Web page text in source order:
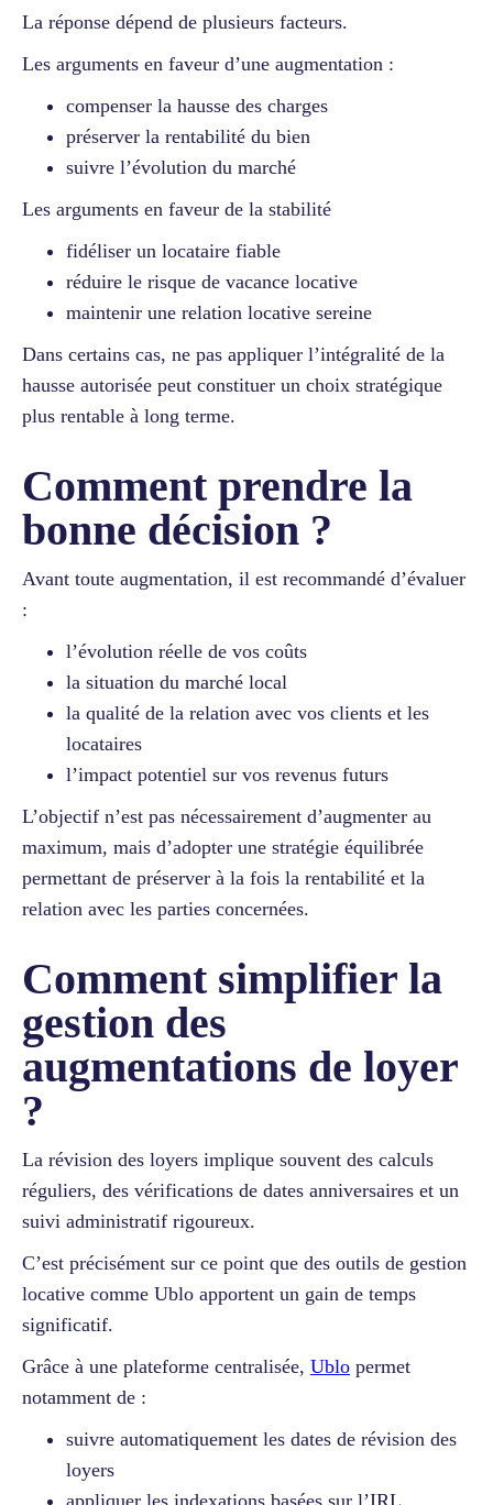
La réponse dépend de plusieurs facteurs.
Les arguments en faveur d’une augmentation :
compenser la hausse des charges
préserver la rentabilité du bien
suivre l’évolution du marché
Les arguments en faveur de la stabilité
fidéliser un locataire fiable
réduire le risque de vacance locative
maintenir une relation locative sereine
Dans certains cas, ne pas appliquer l’intégralité de la
hausse autorisée peut constituer un choix stratégique
plus rentable à long terme.
Comment prendre la
bonne décision ?
Avant toute augmentation, il est recommandé d’évaluer
:
l’évolution réelle de vos coûts
la situation du marché local
la qualité de la relation avec vos clients et les
locataires
l’impact potentiel sur vos revenus futurs
L’objectif n’est pas nécessairement d’augmenter au
maximum, mais d’adopter une stratégie équilibrée
permettant de préserver à la fois la rentabilité et la
relation avec les parties concernées.
Comment simplifier la
gestion des
augmentations de loyer
?
La révision des loyers implique souvent des calculs
réguliers, des vérifications de dates anniversaires et un
suivi administratif rigoureux.
C’est précisément sur ce point que des outils de gestion
locative comme Ublo apportent un gain de temps
significatif.
Grâce à une plateforme centralisée, Ublo permet
notamment de :
suivre automatiquement les dates de révision des
loyers